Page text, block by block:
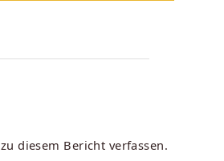
zu diesem Bericht verfassen.